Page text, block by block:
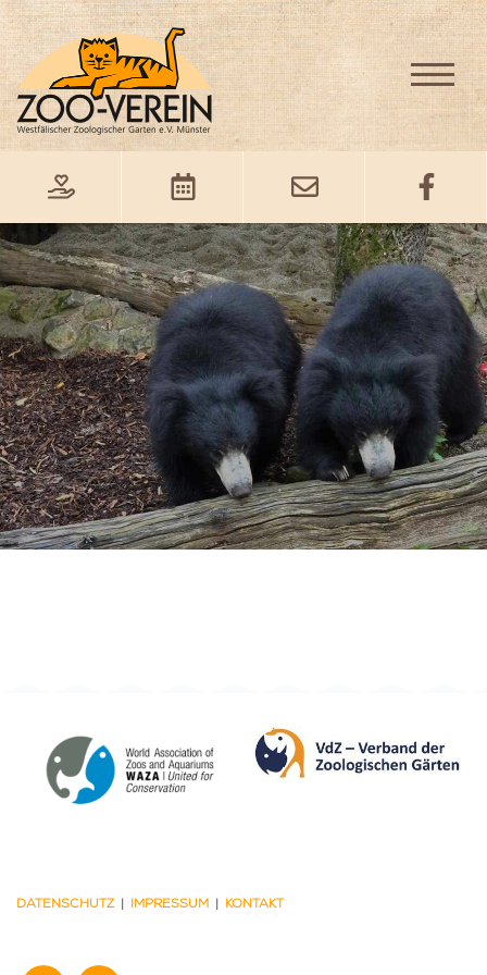
DATENSCHUTZ| IMPRESSUM | KONTAKT